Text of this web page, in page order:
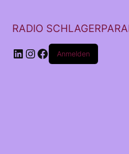
RADIO
LinkedIn
Instagram
Facebook
Anmelden